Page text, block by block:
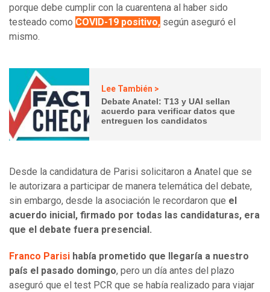
porque debe cumplir con la cuarentena al haber sido
testeado como COVID-19 positivo, según aseguró el
mismo.
Lee También >
Debate Anatel: T13 y UAI sellan
acuerdo para verificar datos que
entreguen los candidatos
Desde la candidatura de Parisi solicitaron a Anatel que se
le autorizara a participar de manera telemática del debate,
sin embargo, desde la asociación le recordaron que el
acuerdo inicial, firmado por todas las candidaturas, era
que el debate fuera presencial.
Franco Parisi había prometido que llegaría a nuestro
país el pasado domingo, pero un día antes del plazo
aseguró que el test PCR que se había realizado para viajar